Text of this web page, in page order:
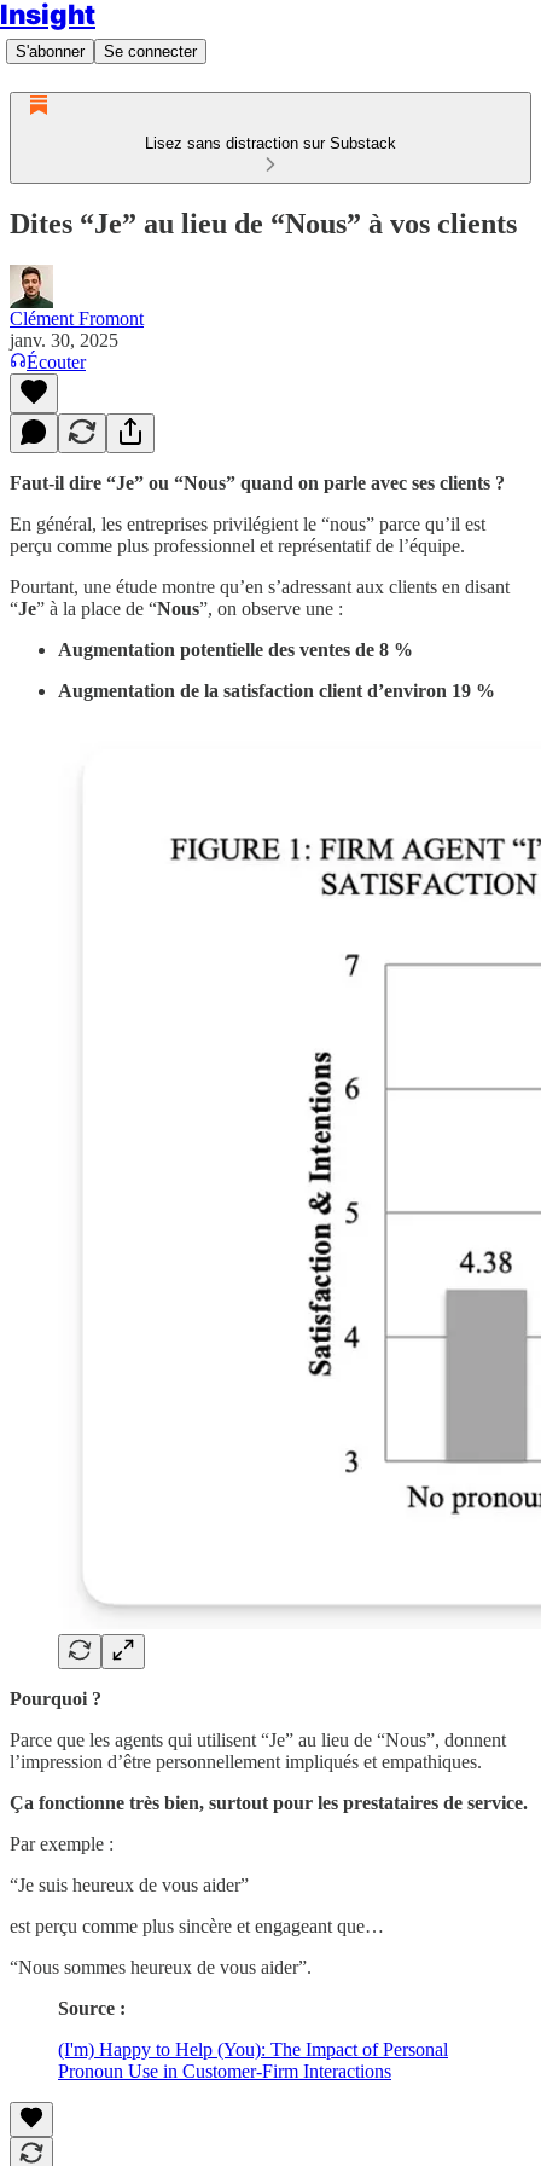
Insight
S'abonner Se connecter
Lisez sans distraction sur Substack
Dites “Je” au lieu de “Nous” à vos clients
Clément Fromont
janv. 30, 2025
Écouter
Faut-il dire “Je” ou “Nous” quand on parle avec ses clients ?
En général, les entreprises privilégient le “nous” parce qu’il est
perçu comme plus professionnel et représentatif de l’équipe.
Pourtant, une étude montre qu’en s’adressant aux clients en disant
“Je” à la place de “Nous”, on observe une :
Augmentation potentielle des ventes de 8 %
Augmentation de la satisfaction client d’environ 19 %
Pourquoi ?
Parce que les agents qui utilisent “Je” au lieu de “Nous”, donnent
l’impression d’être personnellement impliqués et empathiques.
Ça fonctionne très bien, surtout pour les prestataires de service.
Par exemple :
“Je suis heureux de vous aider”
est perçu comme plus sincère et engageant que…
“Nous sommes heureux de vous aider”.
Source :
(I'm) Happy to Help (You): The Impact of Personal
Pronoun Use in Customer-Firm Interactions